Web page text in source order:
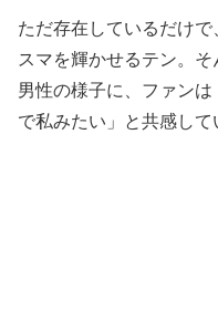
ただ存在しているだけ
スマを輝かせるテン。
男性の様子に、ファン
で私みたい」と共感して